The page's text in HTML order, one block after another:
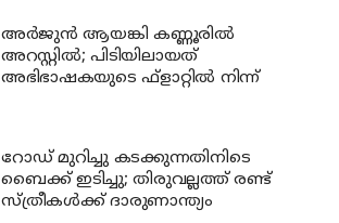
അര്‍ജുന്‍ ആയങ്കി കണ്ണൂരില്‍
അറസ്റ്റില്‍; പിടിയിലായത്
അഭിഭാഷകയുടെ ഫ്‌ളാറ്റില്‍ നിന്ന്
റോഡ് മുറിച്ചു കടക്കുന്നതിനിടെ
ബൈക്ക് ഇടിച്ചു; തിരുവല്ലത്ത് രണ്ട്
സ്ത്രീകള്‍ക്ക് ദാരുണാന്ത്യം